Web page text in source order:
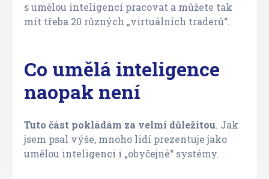
s umělou inteligencí pracovat a můžete tak
mít třeba 20 různých „virtuálních traderů“.
Co umělá inteligence
naopak není
Tuto část pokládám za velmi důležitou. Jak
jsem psal výše, mnoho lidí prezentuje jako
umělou inteligenci i „obyčejné“ systémy.